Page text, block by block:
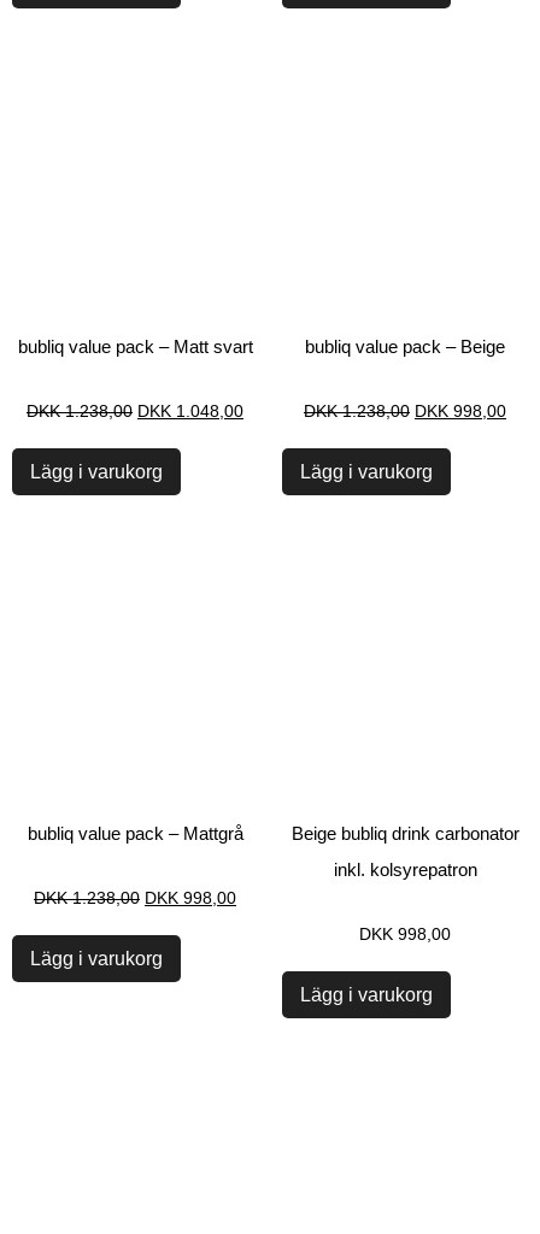
bubliq value pack – Matt svart
DKK1.238,00 DKK 1.048,00
Lägg i varukorg
bubliq value pack – Beige
DKK1.238,00 DKK 998,00
Lägg i varukorg
bubliq value pack – Mattgrå
DKK1.238,00 DKK 998,00
Lägg i varukorg
Beige bubliq drink carbonator
inkl. kolsyrepatron
DKK 998,00
Lägg i varukorg